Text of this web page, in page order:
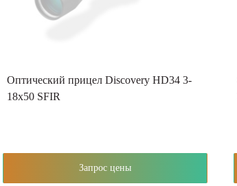
Оптический прицел Discovery HD34 3-
18x50 SFIR
Запрос цены